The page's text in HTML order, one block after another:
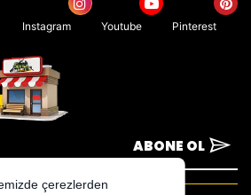
Instagram Youtube Pinterest
ABONE OL
çerezlerden